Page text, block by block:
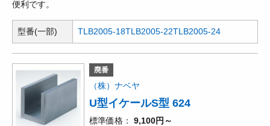
便利です。
型番(一部) TLB2005-18TLB2005-22TLB2005-24
廃番
（株）ナベヤ
U型イケールS型 624
標準価格 9,100円～